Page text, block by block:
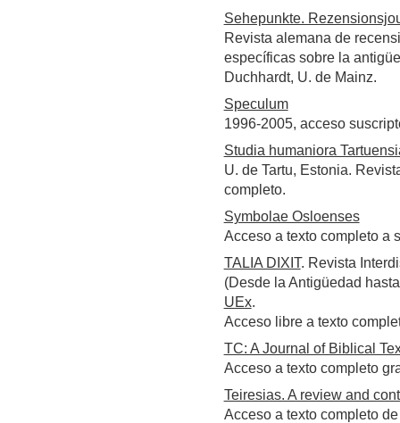
Sehepunkte.
Revista alemana de
específicas sobre la
Duchhardt, U. de Mainz.
Speculum
1996-2005, acceso
Studia humaniora
U. de Tartu, Estonia.
completo.
Symbolae Osloenses
Acceso a texto completo a
TALIA DIXIT. Revista
(Desde la Antigüedad
UEx.
Acceso libre a texto
TC: A Journal of Biblical
Acceso a texto completo
Teiresias. A review and
Acceso a texto completo